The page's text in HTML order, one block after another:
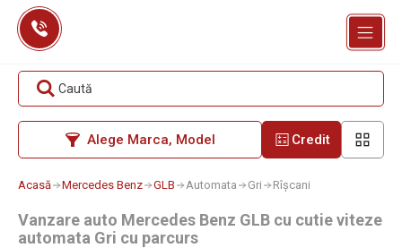
Skip
content
Caută
Alege Marca, Model Credit
Acasă Mercedes Benz GLB Automata Gri Rîșcani
Vanzare auto Mercedes Benz GLB cu cutie viteze
automata Gri cu parcurs